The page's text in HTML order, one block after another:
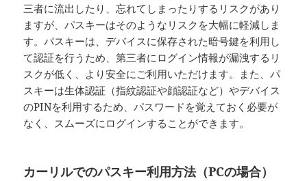
三者に流出したり、忘れてしまったりするリスクがあり
ますが、パスキーはそのようなリスクを大幅に軽減しま
す。パスキーは、デバイスに保存された暗号鍵を利用し
て認証を行うため、第三者にログイン情報が漏洩するリ
スクが低く、より安全にご利用いただけます。また、パ
スキーは生体認証（指紋認証や顔認証など）やデバイス
のPINを利用するため、パスワードを覚えておく必要が
なく、スムーズにログインすることができます。
カーリルでのパスキー利用方法（PCの場合）